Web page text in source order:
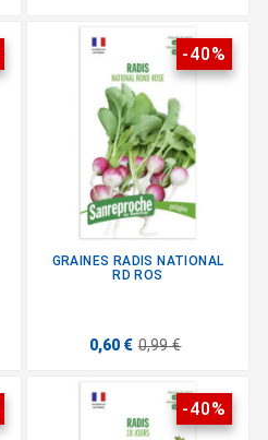
-40%
GRAINES RADIS NATIONAL
RD ROS
0,60 € 0,99 €
-40%